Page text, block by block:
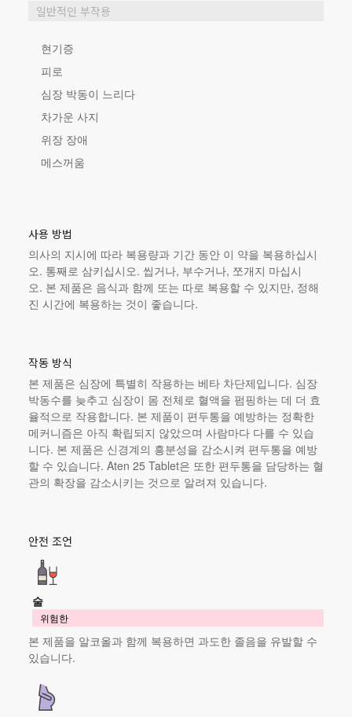
일반적인 부작용
현기증
피로
심장 박동이 느리다
차가운 사지
위장 장애
메스꺼움
사용 방법
의사의 지시에 따라 복용량과 기간 동안 이 약을 복용하십시
오. 통째로 삼키십시오. 씹거나, 부수거나, 쪼개지 마십시
오. 본 제품은 음식과 함께 또는 따로 복용할 수 있지만, 정해
진 시간에 복용하는 것이 좋습니다.
작동 방식
본 제품은 심장에 특별히 작용하는 베타 차단제입니다. 심장
박동수를 늦추고 심장이 몸 전체로 혈액을 펌핑하는 데 더 효
율적으로 작용합니다. 본 제품이 편두통을 예방하는 정확한
메커니즘은 아직 확립되지 않았으며 사람마다 다를 수 있습
니다. 본 제품은 신경계의 흥분성을 감소시켜 편두통을 예방
할 수 있습니다. Aten 25 Tablet은 또한 편두통을 담당하는 혈
관의 확장을 감소시키는 것으로 알려져 있습니다.
안전 조언
술
위험한
본 제품을 알코올과 함께 복용하면 과도한 졸음을 유발할 수
있습니다.